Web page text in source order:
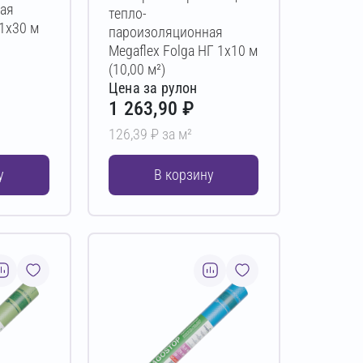
м
тепло-
пароизоляционная
Megaflex Folga НГ 1х10 м
(10,00 м²)
Цена за рулон
1 263,90 ₽
126,39 ₽ за м²
В корзину